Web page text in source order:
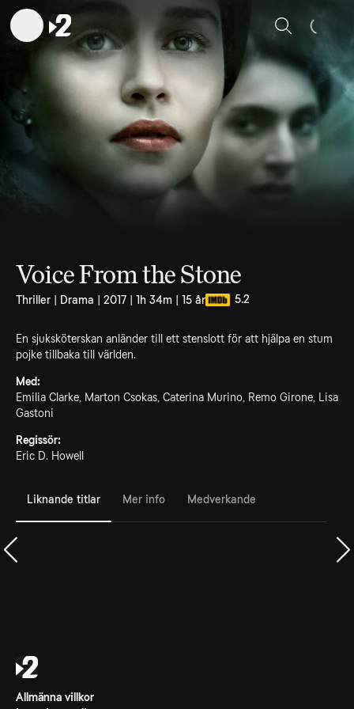
Sök
Voice From the Stone
Thriller | Drama | 2017 | 1h 34m | 15 år 5.2
En sjuksköterskan anländer till ett stenslott för att hjälpa en stum
pojke tillbaka till världen.
Med:
Emilia Clarke, Marton Csokas, Caterina Murino, Remo Girone, Lisa
Gastoni
Regissör:
Eric D. Howell
Liknande titlar Mer info Medverkande
Allmänna villkor